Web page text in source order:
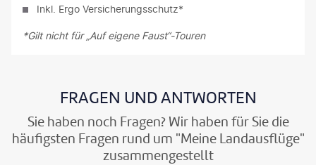
Inkl. Ergo Versicherungsschutz*
*Gilt nicht für „Auf eigene Faust“-Touren
FRAGEN UND ANTWORTEN
Sie haben noch Fragen? Wir haben für Sie die
häufigsten Fragen rund um "Meine Landausflüge"
zusammengestellt